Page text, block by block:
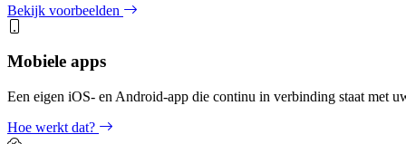
Bekijk voorbeelden
Mobiele apps
Een eigen iOS- en Android-app die continu in verbinding staat met
Hoe werkt dat?